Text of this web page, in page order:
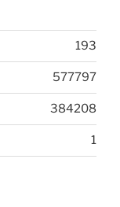
193
577797
384208
1